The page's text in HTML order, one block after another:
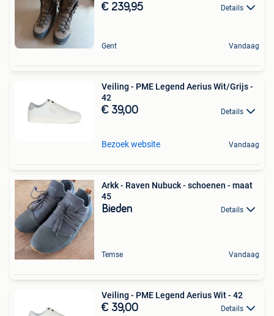
€ 239,95 Details
Gent Vandaag
Veiling - PME Legend Aerius Wit/Grijs -
42
€ 39,00 Details
Bezoek website Vandaag
Arkk - Raven Nubuck - schoenen - maat
45
Bieden Details
Temse Vandaag
Veiling - PME Legend Aerius Wit - 42
€ 39,00 Details